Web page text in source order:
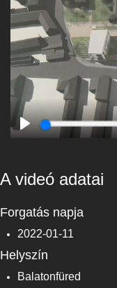
Play
A videó adatai
Forgatás napja
2022-01-11
Helyszín
Balatonfüred